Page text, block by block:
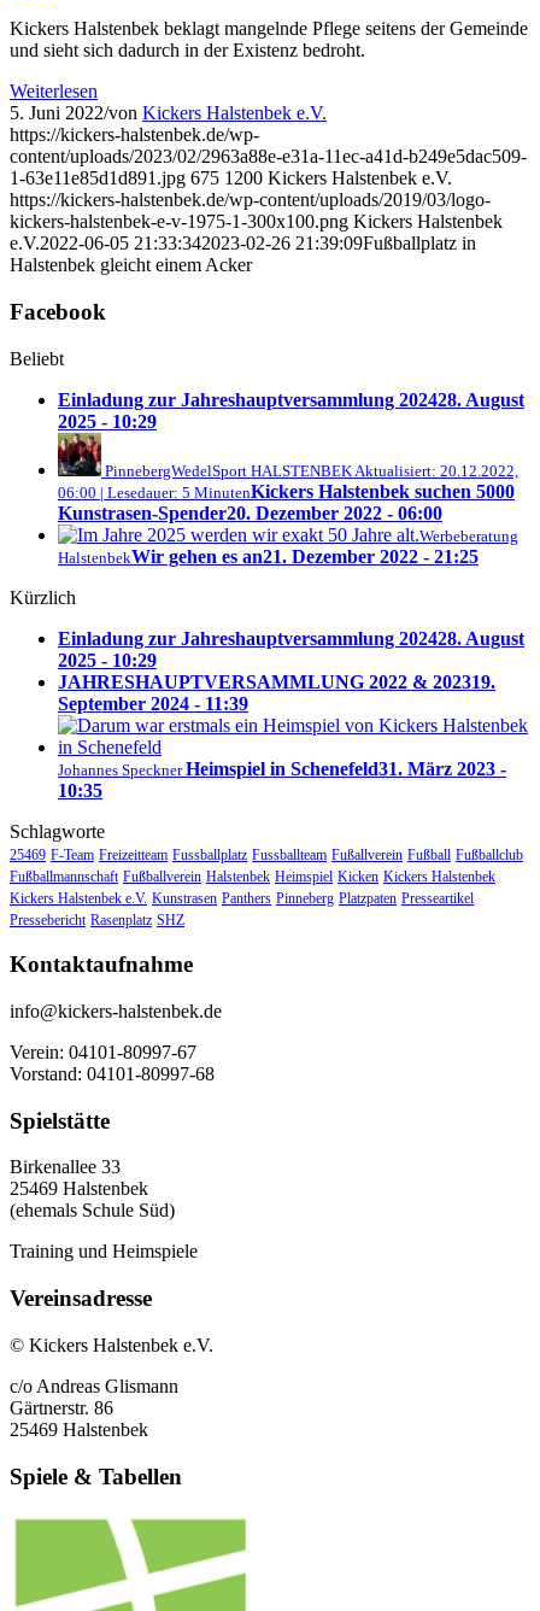
Kickers Halstenbek beklagt mangelnde Pflege seitens der Gemeinde
und sieht sich dadurch in der Existenz bedroht.
Weiterlesen
5. Juni 2022/von Kickers Halstenbek e.V.
https://kickers-halstenbek.de/wp-
content/uploads/2023/02/2963a88e-e31a-11ec-a41d-b249e5dac509-
1-63e11e85d1d891.jpg 675 1200 Kickers Halstenbek e.V.
https://kickers-halstenbek.de/wp-content/uploads/2019/03/logo-
kickers-halstenbek-e-v-1975-1-300x100.png Kickers Halstenbek
e.V.2022-06-05 21:33:342023-02-26 21:39:09Fußballplatz in
Halstenbek gleicht einem Acker
Facebook
Beliebt
Einladung zur Jahreshauptversammlung 202428. August
2025 - 10:29
PinnebergWedelSport HALSTENBEK Aktualisiert: 20.12.2022,
06:00 | Lesedauer: 5 MinutenKickers Halstenbek suchen 5000
Kunstrasen-Spender20. Dezember 2022 - 06:00
Werbeberatung
HalstenbekWir gehen es an21. Dezember 2022 - 21:25
Kürzlich
Einladung zur Jahreshauptversammlung 202428. August
2025 - 10:29
JAHRESHAUPTVERSAMMLUNG 2022 & 202319.
September 2024 - 11:39
Johannes SpecknerHeimspiel in Schenefeld31. März 2023 -
10:35
Schlagworte
25469 F-Team Freizeitteam Fussballplatz Fussballteam Fußallverein Fußball Fußballclub
Fußballmannschaft Fußballverein Halstenbek Heimspiel Kicken Kickers Halstenbek
Kickers Halstenbek e.V. Kunstrasen Panthers Pinneberg Platzpaten Presseartikel
Pressebericht Rasenplatz SHZ
Kontaktaufnahme
info@kickers-halstenbek.de
Verein: 04101-80997-67
Vorstand: 04101-80997-68
Spielstätte
Birkenallee 33
25469 Halstenbek
(ehemals Schule Süd)
Training und Heimspiele
Vereinsadresse
© Kickers Halstenbek e.V.
c/o Andreas Glismann
Gärtnerstr. 86
25469 Halstenbek
Spiele & Tabellen